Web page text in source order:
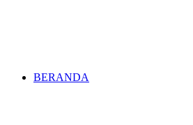
BERANDA